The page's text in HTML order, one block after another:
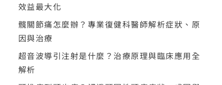
效益最大化
髖關節痛怎麼辦？專業復健科醫師解析症狀、原
因與治療
超音波導引注射是什麼？治療原理與臨床應用全
解析